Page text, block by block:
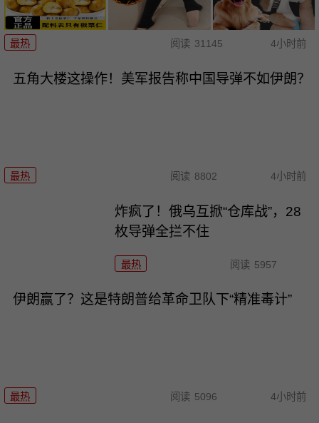
最热 阅读 31145 4小时前
五角大楼这操作！美军报告称中国导弹不如伊朗？
最热 阅读 8802 4小时前
炸疯了！俄乌互掀“仓库战”，28
枚导弹全拦不住
最热 阅读 5957
伊朗赢了？这是特朗普给革命卫队下“精准毒计”
最热 阅读 5096 4小时前